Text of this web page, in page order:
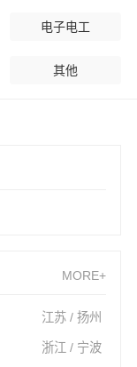
电子电工
其他
MORE+
江苏 / 扬州
浙江 / 宁波